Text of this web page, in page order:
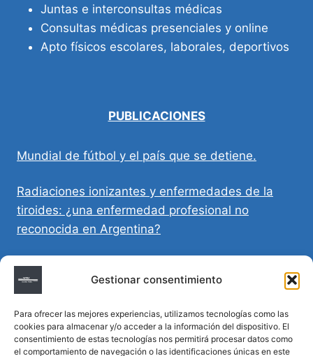
Gestionar consentimiento
Para ofrecer las mejores experiencias, utilizamos tecnologías como las
cookies para almacenar y/o acceder a la información del dispositivo. El
consentimiento de estas tecnologías nos permitirá procesar datos como
el comportamiento de navegación o las identificaciones únicas en este
Juntas e interconsultas médicas
Consultas médicas presenciales y online
Apto físicos escolares, laborales, deportivos
PUBLICACIONES
Mundial de fútbol y el país que se detiene.
Radiaciones ionizantes y enfermedades de la
tiroides: ¿una enfermedad profesional no
reconocida en Argentina?
Directivas Médicas Anticipadas en Córdoba:
requisitos, registro y validez legal
Sumar vida a los años: decálogo para un
envejecimiento saludable